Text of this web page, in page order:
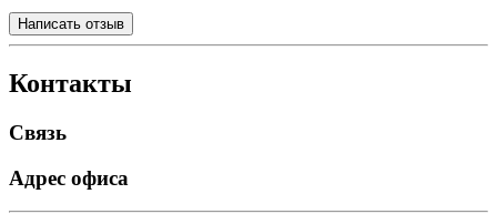
Написать отзыв
Контакты
Связь
Адрес офиса